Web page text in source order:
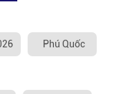
Phú Quốc